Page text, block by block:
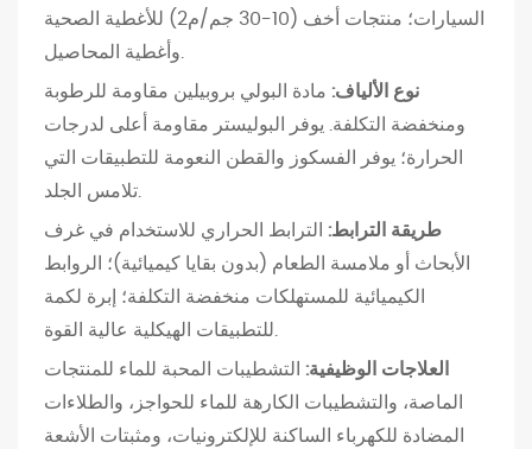
ل
س
2
.
6
ا
ل
ت
ر
السيارات؛ منتجات أخف (10-30 جم/م2) للأغطية الصحية
نوع الألياف: مادة البولي بروبيلين مقاومة للرطوبة
ومنخفضة التكلفة. يوفر البوليستر مقاومة أعلى لدرجات
الحرارة؛ يوفر الفسكوز والقطن النعومة للتطبيقات التي
طريقة الترابط: الترابط الحراري للاستخدام في غرف
الأبحاث أو ملامسة الطعام (بدون بقايا كيميائية)؛ الروابط
الكيميائية للمستهلكات منخفضة التكلفة؛ إبرة لكمة
العلاجات الوظيفية: التشطيبات المحبة للماء للمنتجات
الماصة، والتشطيبات الكارهة للماء للحواجز، والطلاءات
المضادة للكهرباء الساكنة للإلكترونيات، ومثبتات الأشعة